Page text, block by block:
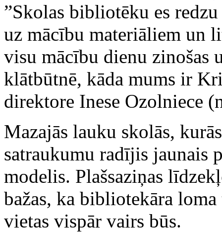
”Skolas bibliotēku es
uz mācību materiāliem un
visu mācību dienu zinošas
klātbūtnē, kāda mums ir
direktore Inese Ozolniece
Mazajās lauku skolās,
satraukumu radījis jaunais
modelis. Plašsaziņas
bažas, ka bibliotekāra loma
vietas vispār vairs būs.